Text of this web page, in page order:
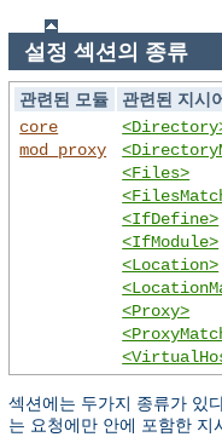
설정 섹션의 종류
관련된 모듈
관련된 지시
core
mod_proxy
<Files>
<IfDefine>
<IfModule>
<Location>
<Proxy>
섹션에는 두가지 종류가 있
는 요청에만 안에 포함한 지